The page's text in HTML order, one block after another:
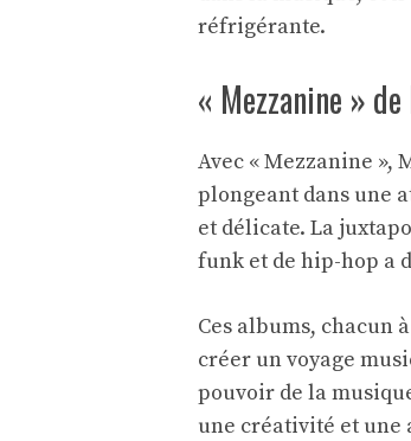
réfrigérante.
« Mezzanine »
Avec « Mezzanine »,
plongeant dans une
et délicate. La
funk et de hip-hop a
Ces albums, chacun
créer un voyage
pouvoir de la
une créativité et une